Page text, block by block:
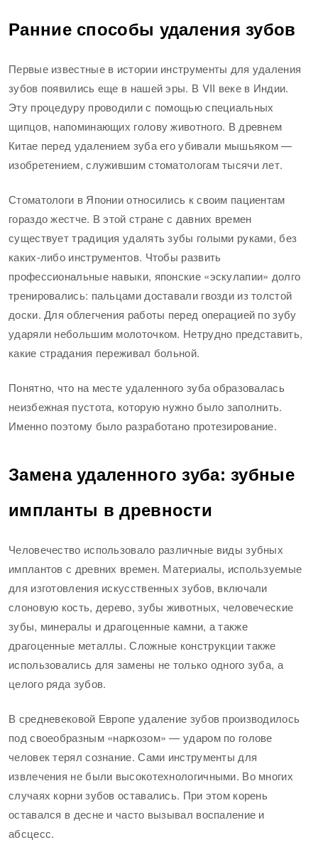
Ранние способы удаления зубов
Первые известные в истории инструменты для удаления
зубов появились еще в нашей эры. В VII веке в Индии.
Эту процедуру проводили с помощью специальных
щипцов, напоминающих голову животного. В древнем
Китае перед удалением зуба его убивали мышьяком —
изобретением, служившим стоматологам тысячи лет.
Стоматологи в Японии относились к своим пациентам
гораздо жестче. В этой стране с давних времен
существует традиция удалять зубы голыми руками, без
каких-либо инструментов. Чтобы развить
профессиональные навыки, японские «эскулапии» долго
тренировались: пальцами доставали гвозди из толстой
доски. Для облегчения работы перед операцией по зубу
ударяли небольшим молоточком. Нетрудно представить,
какие страдания переживал больной.
Понятно, что на месте удаленного зуба образовалась
неизбежная пустота, которую нужно было заполнить.
Именно поэтому было разработано протезирование.
Замена удаленного зуба: зубные
импланты в древности
Человечество использовало различные виды зубных
имплантов с древних времен. Материалы, используемые
для изготовления искусственных зубов, включали
слоновую кость, дерево, зубы животных, человеческие
зубы, минералы и драгоценные камни, а также
драгоценные металлы. Сложные конструкции также
использовались для замены не только одного зуба, а
целого ряда зубов.
В средневековой Европе удаление зубов производилось
под своеобразным «наркозом» — ударом по голове
человек терял сознание. Сами инструменты для
извлечения не были высокотехнологичными. Во многих
случаях корни зубов оставались. При этом корень
оставался в десне и часто вызывал воспаление и
абсцесс.